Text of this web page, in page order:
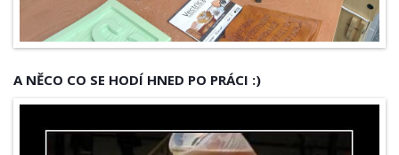
A NĚCO CO SE HODÍ HNED PO PRÁCI :)